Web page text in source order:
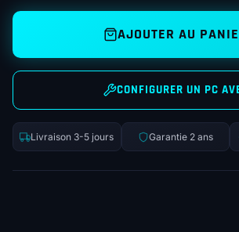
AJOUTER AU
CONFIGURER UN PC
Livraison 3-5 jours Garantie 2 ans